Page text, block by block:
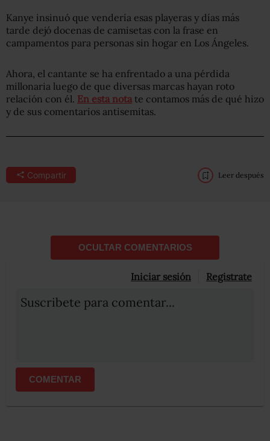
Kanye insinuó que vendería esas playeras y días más
tarde dejó docenas de camisetas con la frase en
campamentos para personas sin hogar en Los Ángeles.
Ahora, el cantante se ha enfrentado a una pérdida
millonaria luego de que diversas marcas hayan roto
relación con él. En esta nota te contamos más de qué hizo
y de sus comentarios antisemitas.
Compartir Leer después
OCULTAR COMENTARIOS
Iniciar sesión Registrate
Suscribete para comentar...
COMENTAR